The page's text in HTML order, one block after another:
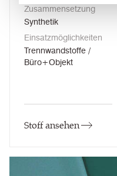
Zusammensetzung
Synthetik
Einsatzmöglichkeiten
Trennwandstoffe /
Büro+Objekt
Stoff ansehen